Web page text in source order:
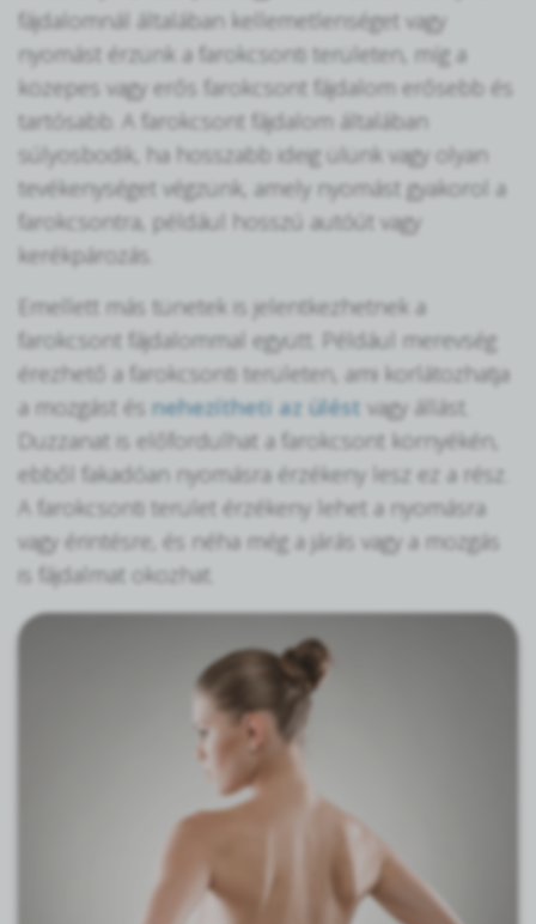
fájdalomnál általában kellemetlenséget vagy
nyomást érzünk a farokcsonti területen, míg a
közepes vagy erős farokcsont fájdalom erősebb és
tartósabb. A farokcsont fájdalom általában
súlyosbodik, ha hosszabb ideig ülünk vagy olyan
tevékenységet végzünk, amely nyomást gyakorol a
farokcsontra, például hosszú autóút vagy
kerékpározás.
Emellett más tünetek is jelentkezhetnek a
farokcsont fájdalommal együtt. Például merevség
érezhető a farokcsonti területen, ami korlátozhatja
a mozgást és nehezítheti az ülést vagy állást.
Duzzanat is előfordulhat a farokcsont környékén,
ebből fakadóan nyomásra érzékeny lesz ez a rész.
A farokcsonti terület érzékeny lehet a nyomásra
vagy érintésre, és néha még a járás vagy a mozgás
is fájdalmat okozhat.